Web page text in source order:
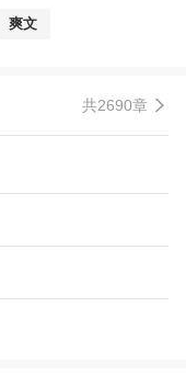
爽文
共2690章